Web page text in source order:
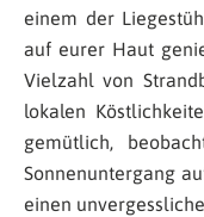
einem der
auf eurer Haut
Vielzahl von
lokalen
gemütlich,
Sonnenuntergang
einen